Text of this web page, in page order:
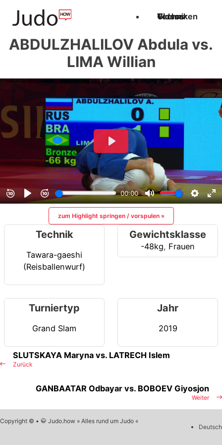
Techniken
Videos
Glossar
ABDULZHALILOV Abdula vs.
LIMA Willian
zum Highlight springen / vorspulen »
Technik
Tawara-gaeshi
(Reisballenwurf)
Gewichtsklasse
-48kg, Frauen
Turniertyp
Grand Slam
Jahr
2019
Zurück
SLUTSKAYA Maryna vs. LATRECH Islem
Weiter
GANBAATAR Odbayar vs. BOBOEV Giyosjon
Copyright © • 🥋 Judo.how » Alles rund um Judo «
Deutsch